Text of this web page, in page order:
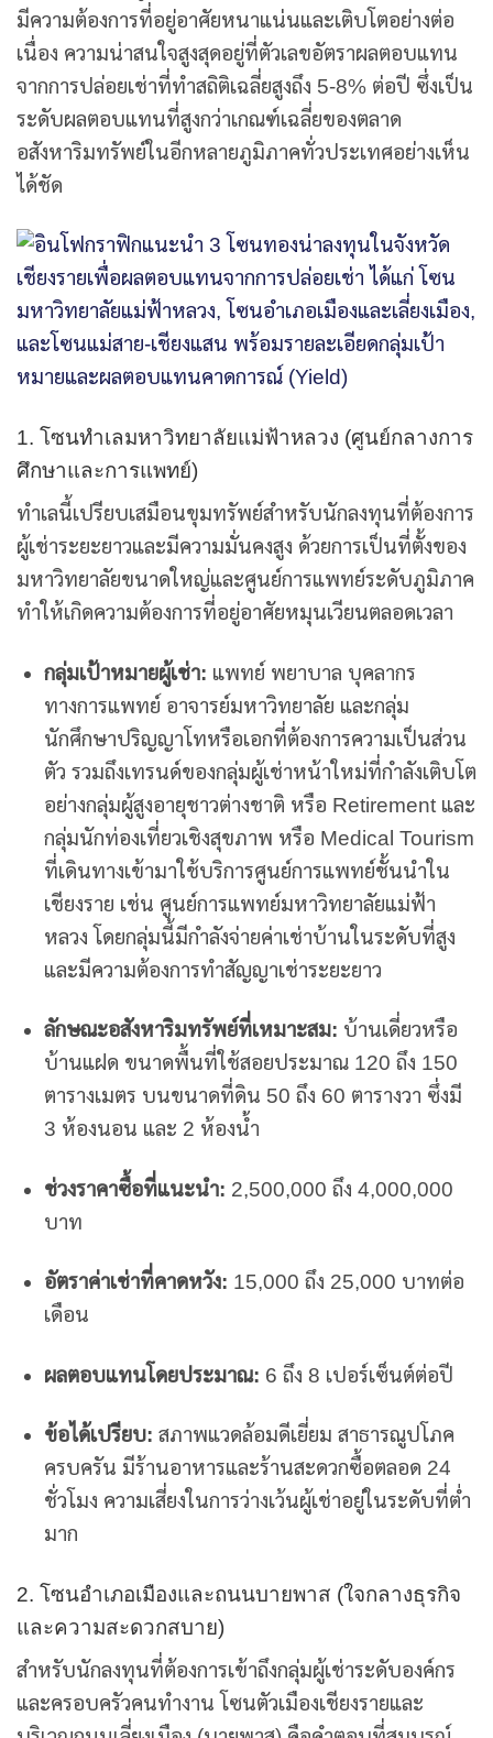
มีความต้องการที่อยู่อาศัยหนาแน่นและเติบโตอย่างต่อ
เนื่อง ความน่าสนใจสูงสุดอยู่ที่ตัวเลขอัตราผลตอบแทน
จากการปล่อยเช่าที่ทำสถิติเฉลี่ยสูงถึง 5-8% ต่อปี ซึ่งเป็น
ระดับผลตอบแทนที่สูงกว่าเกณฑ์เฉลี่ยของตลาด
อสังหาริมทรัพย์ในอีกหลายภูมิภาคทั่วประเทศอย่างเห็น
ได้ชัด
1. โซนทำเลมหาวิทยาลัยแม่ฟ้าหลวง (ศูนย์กลางการ
ศึกษาและการแพทย์)
ทำเลนี้เปรียบเสมือนขุมทรัพย์สำหรับนักลงทุนที่ต้องการ
ผู้เช่าระยะยาวและมีความมั่นคงสูง ด้วยการเป็นที่ตั้งของ
มหาวิทยาลัยขนาดใหญ่และศูนย์การแพทย์ระดับภูมิภาค
ทำให้เกิดความต้องการที่อยู่อาศัยหมุนเวียนตลอดเวลา
กลุ่มเป้าหมายผู้เช่า: แพทย์ พยาบาล บุคลากร
ทางการแพทย์ อาจารย์มหาวิทยาลัย และกลุ่ม
นักศึกษาปริญญาโทหรือเอกที่ต้องการความเป็นส่วน
ตัว รวมถึงเทรนด์ของกลุ่มผู้เช่าหน้าใหม่ที่กำลังเติบโต
อย่างกลุ่มผู้สูงอายุชาวต่างชาติ หรือ Retirement และ
กลุ่มนักท่องเที่ยวเชิงสุขภาพ หรือ Medical Tourism
ที่เดินทางเข้ามาใช้บริการศูนย์การแพทย์ชั้นนำใน
เชียงราย เช่น ศูนย์การแพทย์มหาวิทยาลัยแม่ฟ้า
หลวง โดยกลุ่มนี้มีกำลังจ่ายค่าเช่าบ้านในระดับที่สูง
และมีความต้องการทำสัญญาเช่าระยะยาว
ลักษณะอสังหาริมทรัพย์ที่เหมาะสม: บ้านเดี่ยวหรือ
บ้านแฝด ขนาดพื้นที่ใช้สอยประมาณ 120 ถึง 150
ตารางเมตร บนขนาดที่ดิน 50 ถึง 60 ตารางวา ซึ่งมี
3 ห้องนอน และ 2 ห้องน้ำ
ช่วงราคาซื้อที่แนะนำ: 2,500,000 ถึง 4,000,000
บาท
อัตราค่าเช่าที่คาดหวัง: 15,000 ถึง 25,000 บาทต่อ
เดือน
ผลตอบแทนโดยประมาณ: 6 ถึง 8 เปอร์เซ็นต์ต่อปี
ข้อได้เปรียบ: สภาพแวดล้อมดีเยี่ยม สาธารณูปโภค
ครบครัน มีร้านอาหารและร้านสะดวกซื้อตลอด 24
ชั่วโมง ความเสี่ยงในการว่างเว้นผู้เช่าอยู่ในระดับที่ต่ำ
มาก
2. โซนอำเภอเมืองและถนนบายพาส (ใจกลางธุรกิจ
และความสะดวกสบาย)
สำหรับนักลงทุนที่ต้องการเข้าถึงกลุ่มผู้เช่าระดับองค์กร
และครอบครัวคนทำงาน โซนตัวเมืองเชียงรายและ